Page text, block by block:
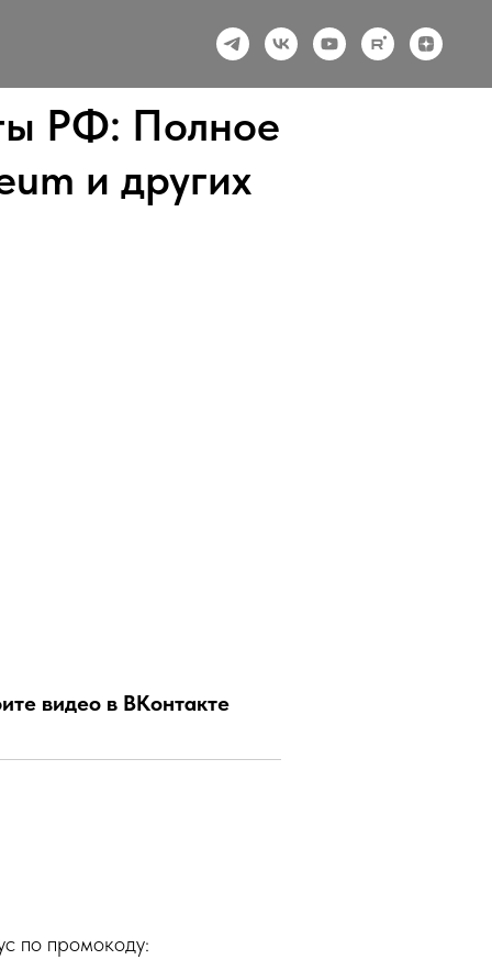
РФ: Полное
и других
видео в ВКонтакте
по промокоду: